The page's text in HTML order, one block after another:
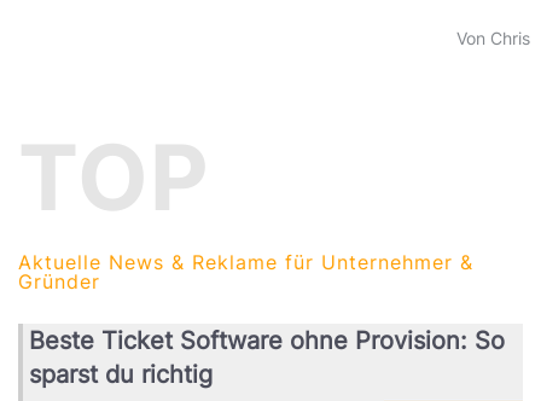
Von Chris
TOP
Aktuelle News & Reklame für Unternehmer &
Gründer
Beste Ticket Software ohne Provision: So
sparst du richtig